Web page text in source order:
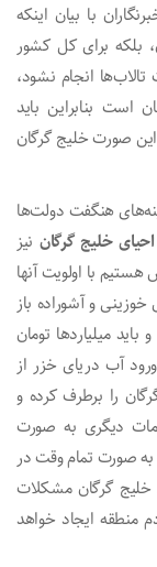
با بیان اینکه
بلکه برای کل کشور
انجام نشود،
است بنابراین باید
صورت خلیج گرگان
هنگفت دولت‌ها
احیای خلیج گرگان نیز
هستیم با اولویت آنها
و آشوراده باز
میلیارد‌ها تومان
آب دریای خزر از
را برطرف کرده و
دیگری به صورت
به صورت تمام وقت در
گرگان مشکلات
منطقه ایجاد خواهد